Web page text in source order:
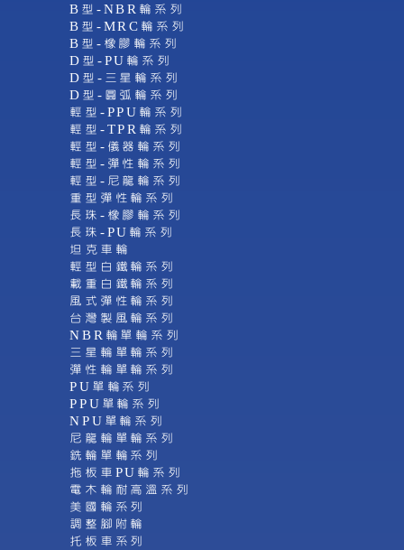
B型-NBR輪系列
B型-MRC輪系列
B型-橡膠輪系列
D型-PU輪系列
D型-三星輪系列
D型-圓弧輪系列
輕型-PPU輪系列
輕型-TPR輪系列
輕型-儀器輪系列
輕型-彈性輪系列
輕型-尼龍輪系列
重型彈性輪系列
長珠-橡膠輪系列
長珠-PU輪系列
坦克車輪
輕型白鐵輪系列
載重白鐵輪系列
風式彈性輪系列
台灣製風輪系列
NBR輪單輪系列
三星輪單輪系列
彈性輪單輪系列
PU單輪系列
PPU單輪系列
NPU單輪系列
尼龍輪單輪系列
銑輪單輪系列
拖板車PU輪系列
電木輪耐高溫系列
美國輪系列
調整腳附輪
托板車系列